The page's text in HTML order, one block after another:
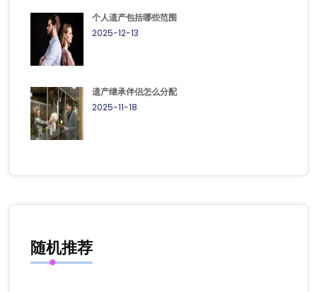
个人遗产包括哪些范围
2025-12-13
遗产继承伴侣怎么分配
2025-11-18
随机推荐